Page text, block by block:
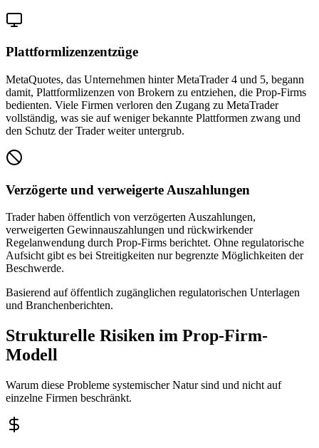
Plattformlizenzentzüge
MetaQuotes, das Unternehmen hinter MetaTrader 4 und 5, begann
damit, Plattformlizenzen von Brokern zu entziehen, die Prop-Firms
bedienten. Viele Firmen verloren den Zugang zu MetaTrader
vollständig, was sie auf weniger bekannte Plattformen zwang und
den Schutz der Trader weiter untergrub.
Verzögerte und verweigerte Auszahlungen
Trader haben öffentlich von verzögerten Auszahlungen,
verweigerten Gewinnauszahlungen und rückwirkender
Regelanwendung durch Prop-Firms berichtet. Ohne regulatorische
Aufsicht gibt es bei Streitigkeiten nur begrenzte Möglichkeiten der
Beschwerde.
Basierend auf öffentlich zugänglichen regulatorischen Unterlagen
und Branchenberichten.
Strukturelle Risiken im Prop-Firm-
Modell
Warum diese Probleme systemischer Natur sind und nicht auf
einzelne Firmen beschränkt.